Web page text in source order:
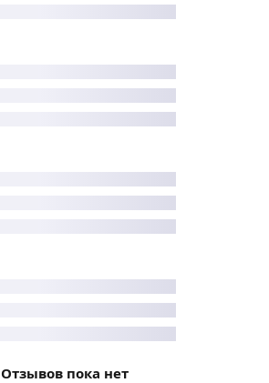
достойные деньги, чтобы
здоровые отношения с достойным
чувство уверенности в себе,
бережно и с пониманием. Перестать
Буду помогать вам полюбить
с вопросами: Кто я? В чём
в 7 мин. ходьбы от м.
консультации, а также
и с парами.
Отзывов пока нет